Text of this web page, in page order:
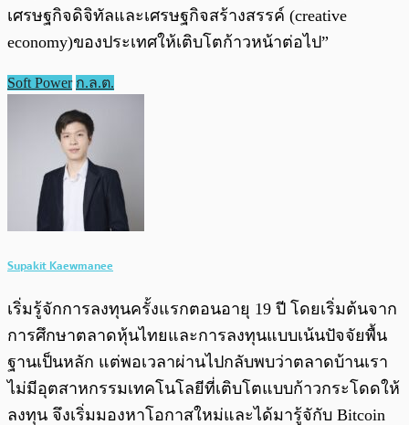
เศรษฐกิจดิจิทัลและเศรษฐกิจสร้างสรรค์ (creative
economy)ของประเทศให้เติบโตก้าวหน้าต่อไป”
Soft Power ก.ล.ต.
Supakit Kaewmanee
เริ่มรู้จักการลงทุนครั้งแรกตอนอายุ 19 ปี โดยเริ่มต้นจาก
การศึกษาตลาดหุ้นไทยและการลงทุนแบบเน้นปัจจัยพื้น
ฐานเป็นหลัก แต่พอเวลาผ่านไปกลับพบว่าตลาดบ้านเรา
ไม่มีอุตสาหกรรมเทคโนโลยีที่เติบโตแบบก้าวกระโดดให้
ลงทุน จึงเริ่มมองหาโอกาสใหม่และได้มารู้จักับ Bitcoin